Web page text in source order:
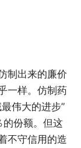
制出来的廉价
一样。仿制药
伟大的进步”
的份额。但这
不守信用的造